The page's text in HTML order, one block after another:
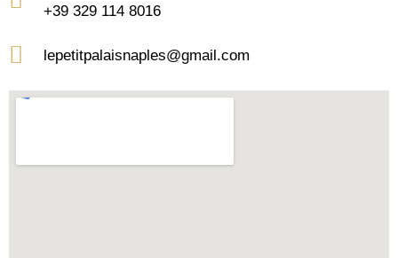
+39 329 114 8016
lepetitpalaisnaples@gmail.com